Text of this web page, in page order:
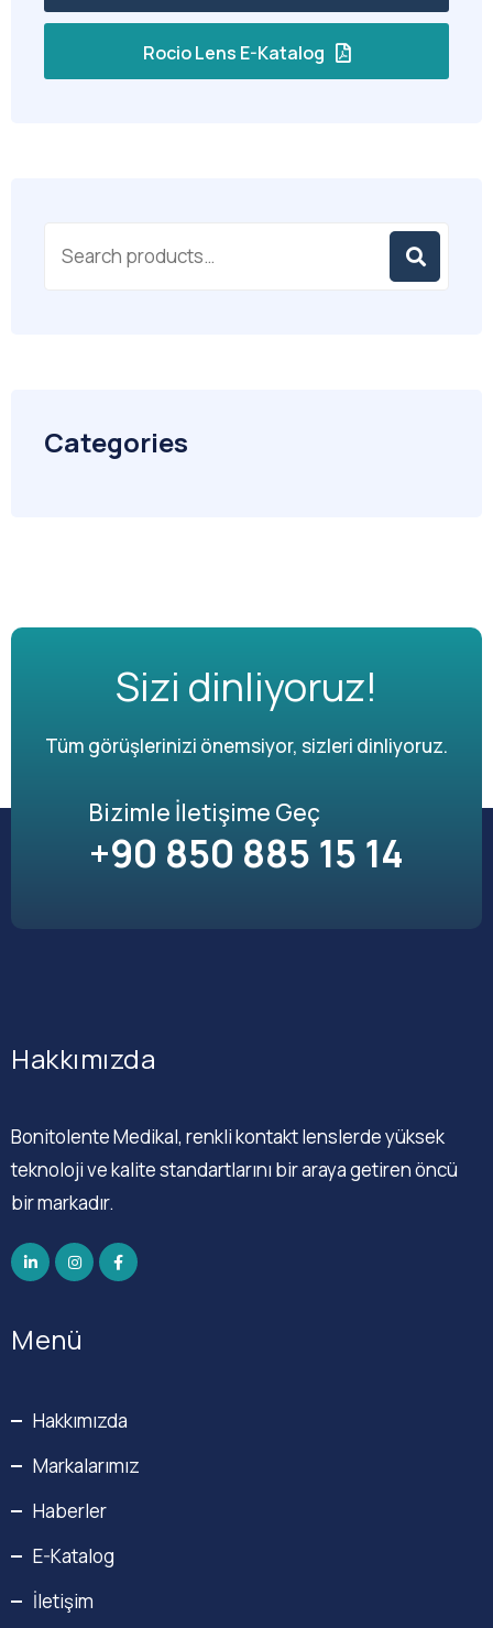
Rocio Lens E-Katalog
Categories
Sizi dinliyoruz!
Tüm görüşlerinizi önemsiyor, sizleri dinliyoruz.
Bizimle İletişime Geç
+90 850 885 15 14
Hakkımızda
Bonitolente Medikal, renkli kontakt lenslerde yüksek
teknoloji ve kalite standartlarını bir araya getiren öncü
bir markadır.
Menü
Hakkımızda
Markalarımız
Haberler
E-Katalog
İletişim